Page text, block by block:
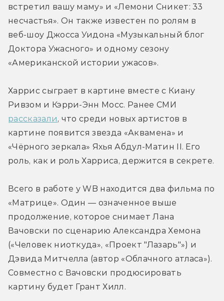
встретил вашу маму» и «Лемони Сникет: 33
несчастья». Он также известен по ролям в
веб-шоу Джосса Уидона «Музыкальный блог
Доктора Ужасного» и одному сезону
«Американской истории ужасов».
Харрис сыграет в картине вместе с Киану
рассказали, что среди новых артистов в
картине появится звезда «Аквамена» и
«Чёрного зеркала» Яхья Абдул-Матин II. Его
роль, как и роль Харриса, держится в секрете.
Всего в работе у WB находится два фильма по
«Матрице». Один — означенное выше
продолжение, которое снимает Лана
Вачовски по сценарию Александра Хемона
(«Человек ниоткуда», «Проект "Лазарь"») и
Дэвида Митчелла (автор «Облачного атласа»).
Совместно с Вачовски продюсировать
картину будет Грант Хилл.